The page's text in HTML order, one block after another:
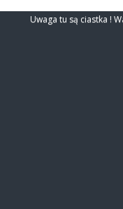
Uwaga tu są ciastka !